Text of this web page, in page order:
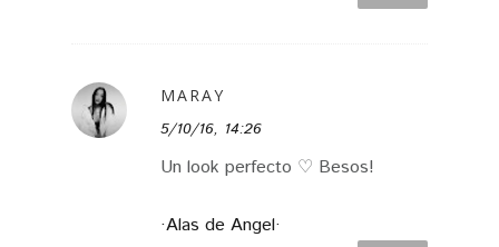
MARAY
5/10/16, 14:26
Un look perfecto ♡ Besos!
·Alas de Angel·